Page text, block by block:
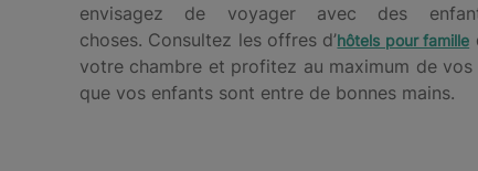
envisagez de voyager avec des
choses. Consultez les offres d’hôtels pour famille
votre chambre et profitez au maximum de vos
que vos enfants sont entre de bonnes mains.